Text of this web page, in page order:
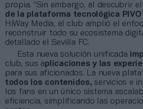
propia. “Sin embargo, al descubrir
de la plataforma tecnológica PIVOT
HiWay Media, el club amplió el
reconstruir todo su ecosistema
detallado el Sevilla FC.
Esta nueva solución unificada
club, sus aplicaciones y las
para sus aficionados. La nueva
todos los contenidos, servicios e
los fans en un único sistema
eficiencia, simplificando las